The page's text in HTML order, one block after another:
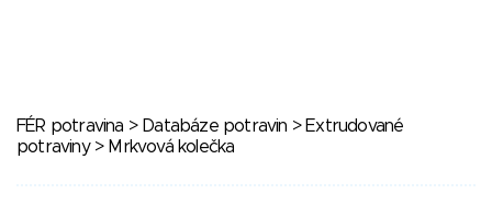
FÉR potravina > Databáze potravin > Extrudované
potraviny> Mrkvová kolečka